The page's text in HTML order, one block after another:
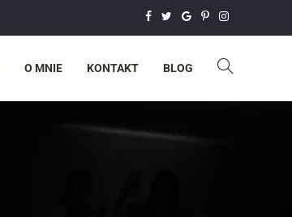
O MNIE KONTAKT BLOG